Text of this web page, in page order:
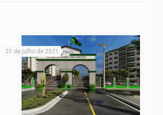
21 de julho de 2021